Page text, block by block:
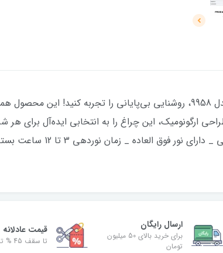
با چراغ قوه پیشانی بند شارژی و خورشیدی مدل 9958، روشنایی بی‌پایانی
ارگونومیک، این چراغ را به انتخابی ایده‌آل برای
به زندگی خود بیاورید! _
ارسال رایگان
برای خرید بالای 50 میلیون
تومان
قیمت عادلانه
تا سقف 45 % تخفیف